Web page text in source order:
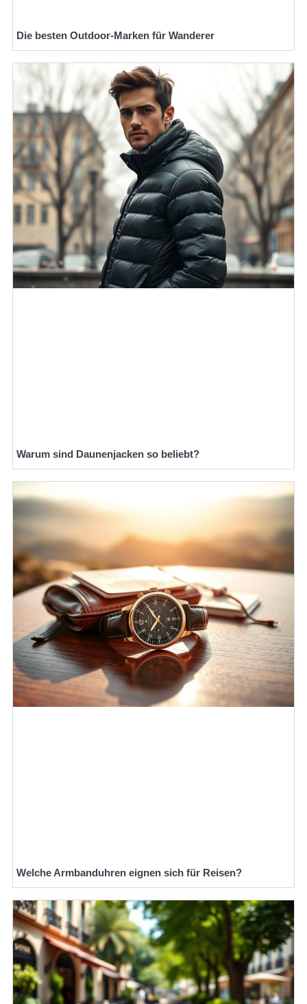
Die besten Outdoor-Marken für Wanderer
Warum sind Daunenjacken so beliebt?
Welche Armbanduhren eignen sich für Reisen?